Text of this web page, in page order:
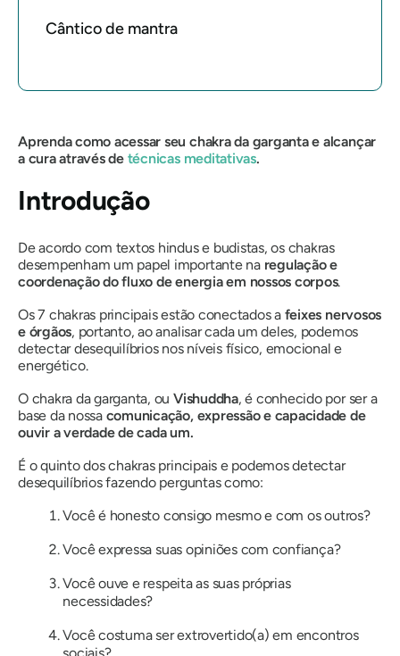
Cântico de mantra
Aprenda como acessar seu chakra da garganta e alcançar
a cura através de técnicas meditativas.
Introdução
De acordo com textos hindus e budistas, os chakras
desempenham um papel importante na regulação e
coordenação do fluxo de energia em nossos corpos.
Os 7 chakras principais estão conectados a feixes nervosos
e órgãos, portanto, ao analisar cada um deles, podemos
detectar desequilíbrios nos níveis físico, emocional e
energético.
O chakra da garganta, ou Vishuddha, é conhecido por ser a
base da nossa comunicação, expressão e capacidade de
ouvir a verdade de cada um.
É o quinto dos chakras principais e podemos detectar
desequilíbrios fazendo perguntas como:
Você é honesto consigo mesmo e com os outros?
Você expressa suas opiniões com confiança?
Você ouve e respeita as suas próprias
necessidades?
Você costuma ser extrovertido(a) em encontros